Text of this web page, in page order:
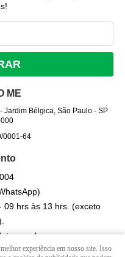
ME
- Jardim Bélgica, São Paulo- SP
0001-64
09 hrs às 13 hrs. (exceto
experiência em nosso site. Isso